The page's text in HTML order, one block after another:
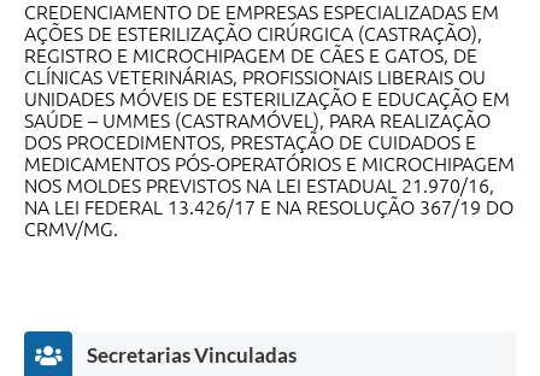
Galeria de Vídeos
Secretarias
Projetos
Contas Públicas
Legislação
Telefones Úteis
CREDENCIAMENTO DE EMPRESAS ESPECIALIZADAS EM
AÇÕES DE ESTERILIZAÇÃO CIRÚRGICA (CASTRAÇÃO),
REGISTRO E MICROCHIPAGEM DE CÃES E GATOS, DE
CLÍNICAS VETERINÁRIAS, PROFISSIONAIS LIBERAIS OU
UNIDADES MÓVEIS DE ESTERILIZAÇÃO E EDUCAÇÃO EM
SAÚDE – UMMES (CASTRAMÓVEL), PARA REALIZAÇÃO
DOS PROCEDIMENTOS, PRESTAÇÃO DE CUIDADOS E
MEDICAMENTOS PÓS-OPERATÓRIOS E MICROCHIPAGEM
NOS MOLDES PREVISTOS NA LEI ESTADUAL 21.970/16,
NA LEI FEDERAL 13.426/17 E NA RESOLUÇÃO 367/19 DO
CRMV/MG.
Secretarias Vinculadas